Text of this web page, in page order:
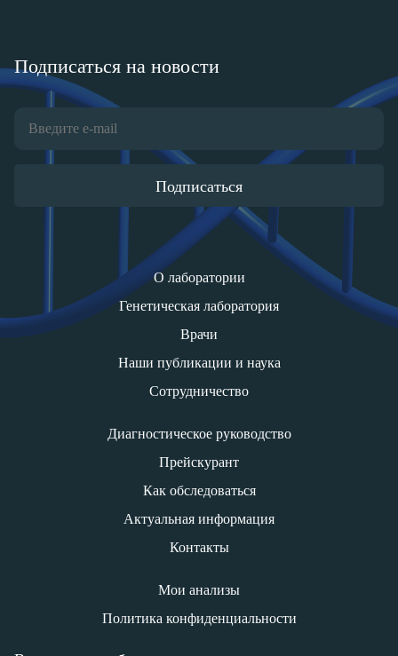
Подписаться на новости
Подписаться
О лаборатории
Генетическая лаборатория
Врачи
Наши публикации и наука
Сотрудничество
Диагностическое руководство
Прейскурант
Как обследоваться
Актуальная информация
Контакты
Мои анализы
Политика конфиденциальности